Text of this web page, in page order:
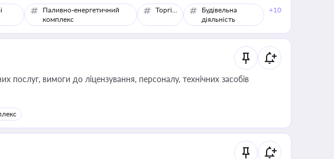
Паливно-енергетичний
комплекс
Торгівля
Будівельна
діяльність
+10
послуг, вимоги до ліцензування, персоналу, технічних засобів